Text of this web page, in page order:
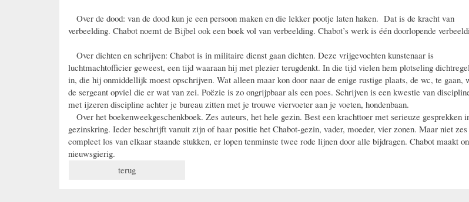
Over de dood: van de dood kun je een persoon maken en die lekker pootje laten haken. Dat is de kracht van
verbeelding. Chabot noemt de Bijbel ook een boek vol van verbeelding. Chabot’s werk is één doorlopende
Over dichten en schrijven: Chabot is in militaire dienst gaan dichten. Deze vrijgevochten kunstenaar is
luchtmachtofficier geweest, een tijd waaraan hij met plezier terugdenkt. In die tijd vielen hem plotseling
in, die hij onmiddellijk moest opschrijven. Wat alleen maar kon door naar de enige rustige plaats, de wc, te gaan,
de sergeant opviel die er wat van zei. Poëzie is zo ongrijpbaar als een poes. Schrijven is een kwestie van
met ijzeren discipline achter je bureau zitten met je trouwe viervoeter aan je voeten, hondenbaan.
Over het boekenweekgeschenkboek. Zes auteurs, het hele gezin. Best een krachttoer met serieuze gesprekken
gezinskring. Ieder beschrijft vanuit zijn of haar positie het Chabot-gezin, vader, moeder, vier zonen. Maar niet zes
compleet los van elkaar staande stukken, er lopen tenminste twee rode lijnen door alle bijdragen. Chabot maakt
nieuwsgierig.
terug